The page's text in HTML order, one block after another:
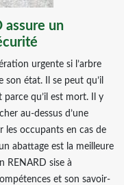
assure un
urgente si l’arbre
état. Il se peut qu’il
qu’il est mort. Il y
au-dessus d’une
les occupants en cas de
abattage est la meilleure
RENARD sise à
et son savoir-